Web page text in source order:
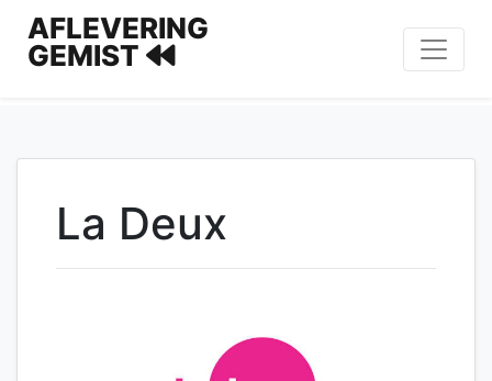
AFLEVERING
GEMIST
La Deux